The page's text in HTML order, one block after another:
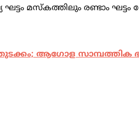
മസ്‌കത്തിലും രണ്ടാം ഘട്ടം
ആഗോള സാമ്പത്തിക